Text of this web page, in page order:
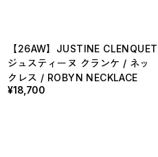
【26AW】JUSTINE CLENQUET
ジュスティーヌ クランケ / ネッ
クレス / ROBYN NECKLACE
¥18,700